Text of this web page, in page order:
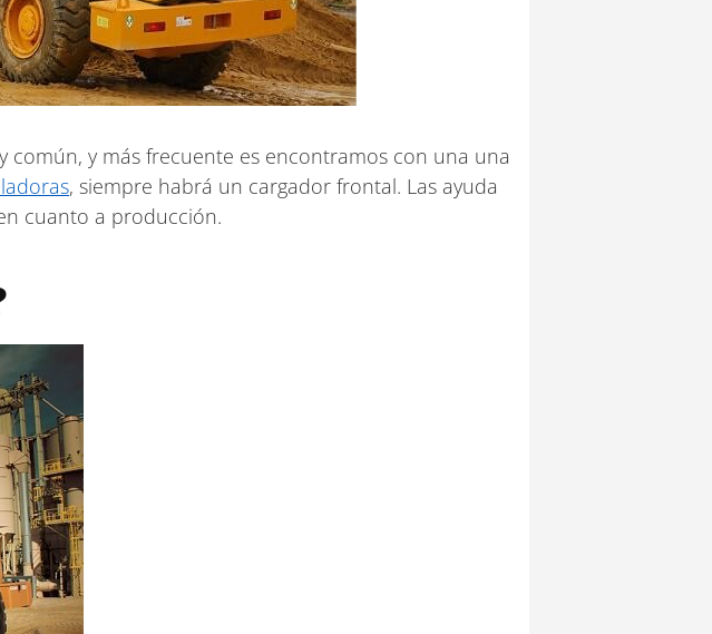
y más frecuente es encontramos con una una
, siempre habrá un cargador frontal. Las ayuda
cuanto a producción.